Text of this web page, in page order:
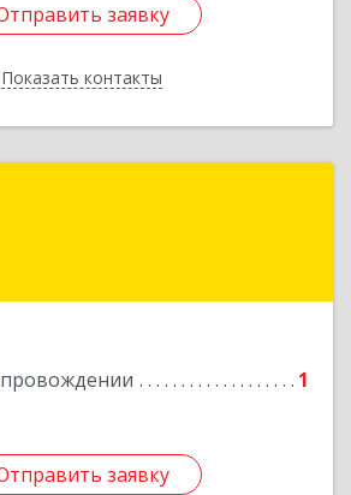
заявку
Показать контакты
заявку
Назад
1
заявку
обл, Кувандыкский р-н,
заявку